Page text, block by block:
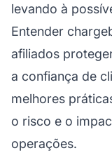
levando à
Entender
afiliados
a confiança de
melhores
o risco e o
operações.